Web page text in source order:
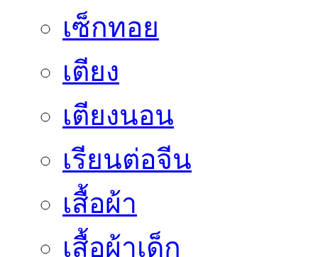
เซ็กทอย
เตียง
เตียงนอน
เรียนต่อจีน
เสื้อผ้า
เสื้อผ้าเด็ก